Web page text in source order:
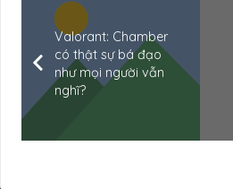
Valorant: Chamber
có thật sự bá đạo
như mọi người vẫn
nghĩ?